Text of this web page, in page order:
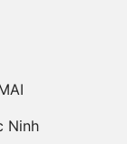
Ninh